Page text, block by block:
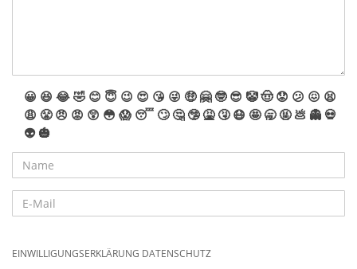
😀 😆 😂🤣 😊 😇 😉 😍 😘 😜 🤑 🤗 🤓 😎 🤡🤠 😟 😕 😖 😫
😩 😤 😠 😡 😲 😳 😱 😴 🙄 🤔 🤥 🤮 🤧 😷 🤩 🥱 🤬 💩 👻 💀
👽 🎃
EINWILLIGUNGSERKLÄRUNG DATENSCHUTZ